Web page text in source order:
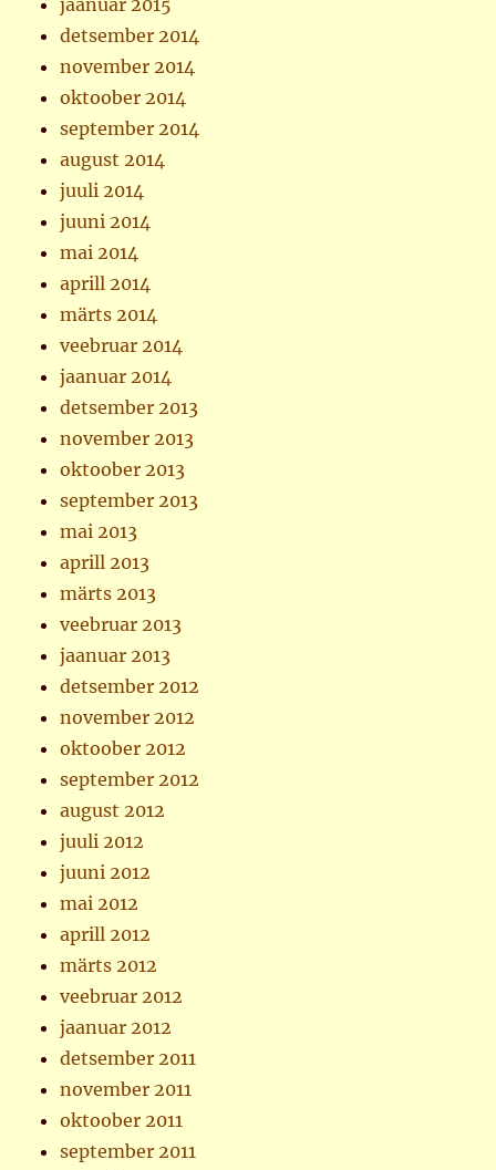
jaanuar 2015
detsember 2014
november 2014
oktoober 2014
september 2014
august 2014
juuli 2014
juuni 2014
mai 2014
aprill 2014
märts 2014
veebruar 2014
jaanuar 2014
detsember 2013
november 2013
oktoober 2013
september 2013
mai 2013
aprill 2013
märts 2013
veebruar 2013
jaanuar 2013
detsember 2012
november 2012
oktoober 2012
september 2012
august 2012
juuli 2012
juuni 2012
mai 2012
aprill 2012
märts 2012
veebruar 2012
jaanuar 2012
detsember 2011
november 2011
oktoober 2011
september 2011